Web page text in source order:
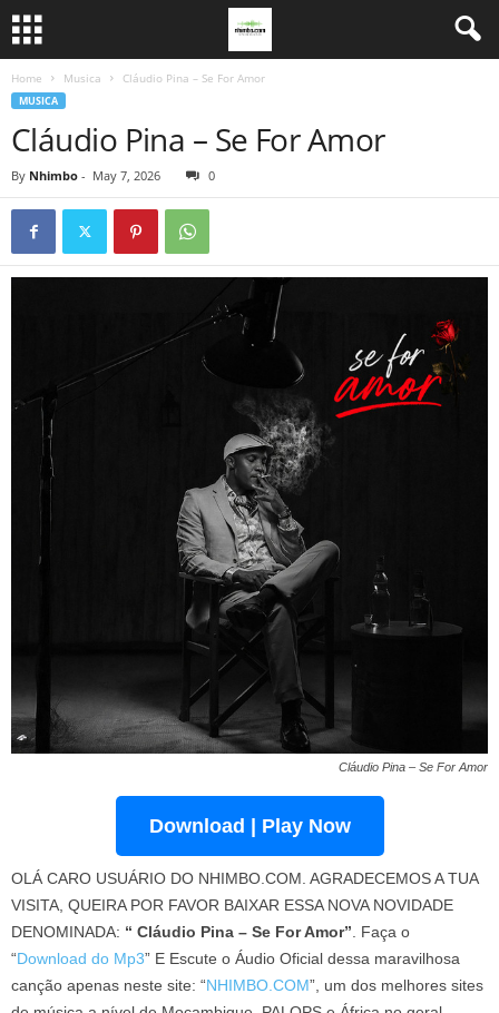
Home Musica Cláudio Pina – Se For Amor
MUSICA
Cláudio Pina – Se For Amor
By Nhimbo - May 7, 2026 0
Cláudio Pina – Se For Amor
Download | Play Now
OLÁ CARO USUÁRIO DO NHIMBO.COM. AGRADECEMOS A TUA
VISITA, QUEIRA POR FAVOR BAIXAR ESSA NOVA NOVIDADE
DENOMINADA: “ Cláudio Pina – Se For Amor” . Faça o
“Download do Mp3” E Escute o Áudio Oficial dessa maravilhosa
canção apenas neste site: “NHIMBO.COM”, um dos melhores sites